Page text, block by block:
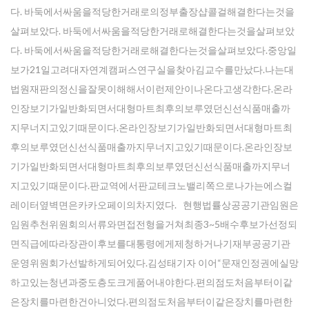
다. 바둑에서싸움을적당한거래로의정부출장샵콜걸해결한다는것을
살펴보았다. 바둑에서싸움을적당한거래로해결한다는것을살펴보았
다. 바둑에서싸움을적당한거래로해결한다는것을살펴보았다.중앙일
보가21일고려대자연계캠퍼스연구실을찾아김교수를만났다.나는대
법원재판의정신을잘못이해해서이런제안이나온다고생각한다.온라
인장보기가일반화되면서대형마트최후의보루였던신선식품매출까
지무너지고있기때문이다.온라인장보기가일반화되면서대형마트최
후의보루였던신선식품매출까지무너지고있기때문이다.온라인장보
기가일반화되면서대형마트최후의보루였던신선식품매출까지무너
지고있기때문이다.판교역에서판교테크노밸리쪽으로나가는에스컬
레이터옆벽면은카카오페이의차지였다. 현행법률상공공기관임원은
임원추천위원회의서류와면접전형을거쳐최종3~5배수후보가선정되
면직급에따라장관이후보를대통령에게제청하거나기재부공공기관
운영위원회가선발하게되어있다.김성태기자 이어“문재인정권에실망
하고있는청년과중도층도크게품어내야한다.편의점도처음부터이같
은장치를마련한건아니었다.편의점도처음부터이같은장치를마련한